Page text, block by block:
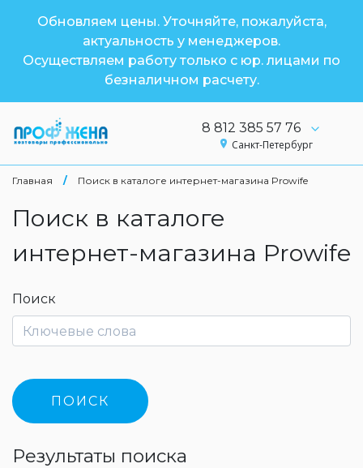
Обновляем цены. Уточняйте, пожалуйста,
актуальность у менеджеров.
Осуществляем работу только с юр. лицами по
безналичном расчету.
8 812 385 57 76
Санкт-Петербург
Главная / Поиск в каталоге интернет-магазина Prowife
Поиск в каталоге
интернет-магазина Prowife
Поиск
Результаты поиска